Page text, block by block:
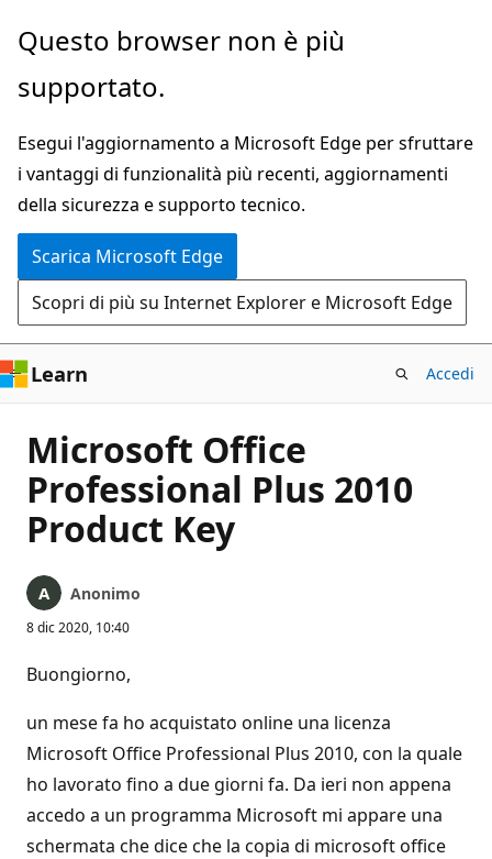
Ignora
passa
contenuto
principale
Questo browser non è più
supportato.
Esegui l'aggiornamento a Microsoft Edge per sfruttare
i vantaggi di funzionalità più recenti, aggiornamenti
della sicurezza e supporto tecnico.
Scarica Microsoft Edge
Scopri di più su Internet Explorer e Microsoft Edge
Learn Accedi
Microsoft Office
Professional Plus 2010
Product Key
Anonimo
8 dic 2020, 10:40
Buongiorno,
un mese fa ho acquistato online una licenza
Microsoft Office Professional Plus 2010, con la quale
ho lavorato fino a due giorni fa. Da ieri non appena
accedo a un programma Microsoft mi appare una
schermata che dice che la copia di microsoft office